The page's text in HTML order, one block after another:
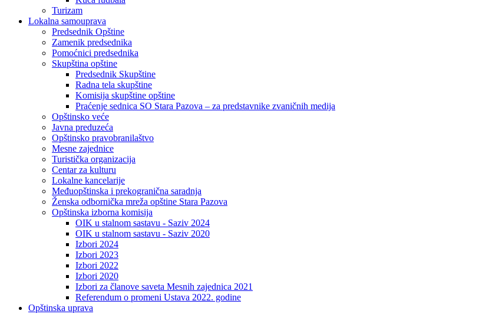
Turizam
Lokalna samouprava
Predsednik Opštine
Zamenik predsednika
Pomoćnici predsednika
Skupština opštine
Predsednik Skupštine
Radna tela skupštine
Komisija skupštine opštine
Praćenje sednica SO Stara Pazova – za predstavnike zvaničnih medija
Opštinsko veće
Javna preduzeća
Opštinsko pravobranilaštvo
Mesne zajednice
Turistička organizacija
Centar za kulturu
Lokalne kancelarije
Međuopštinska i prekogranična saradnja
Ženska odbornička mreža opštine Stara Pazova
Opštinska izborna komisija
OIK u stalnom sastavu - Saziv 2024
OIK u stalnom sastavu - Saziv 2020
Izbori 2024
Izbori 2023
Izbori 2022
Izbori 2020
Izbori za članove saveta Mesnih zajednica 2021
Referendum o promeni Ustava 2022. godine
Opštinska uprava